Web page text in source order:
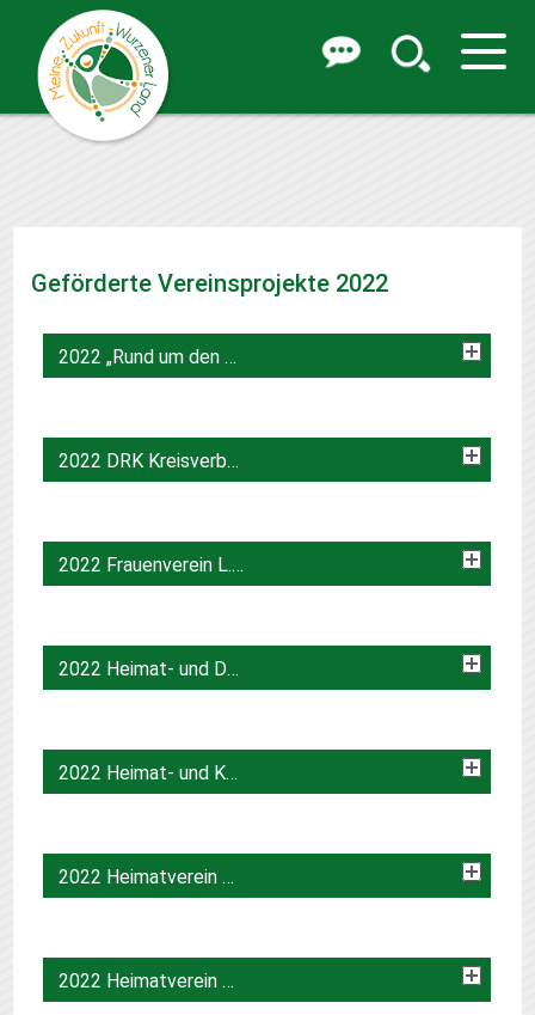
Geförderte Vereinsprojekte 2022
2022 „Rund um den Eichberg e.V.“
2022 DRK Kreisverband Muldental e.V.
2022 Frauenverein L.U.I.S.E. e.V.
2022 Heimat- und Dorfverein Nepperwitz e.V.
2022 Heimat- und Kulturverein Nischwitz e.V.
2022 Heimatverein Collmen-Böhnlitz
2022 Heimatverein Sachsendorf-Wäldgen e.V.